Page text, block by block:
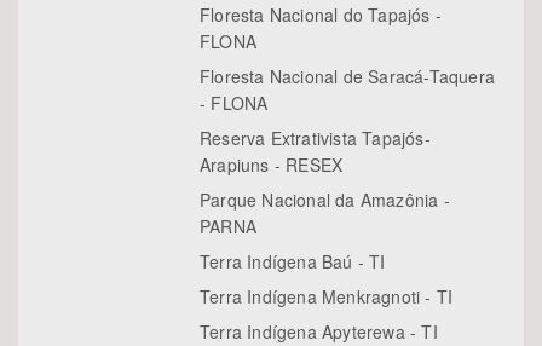
Floresta Nacional do Tapajós -
FLONA
Floresta Nacional de Saracá-Taquera
- FLONA
Reserva Extrativista Tapajós-
Arapiuns - RESEX
Parque Nacional da Amazônia -
PARNA
Terra Indígena Baú - TI
Terra Indígena Menkragnoti - TI
Terra Indígena Apyterewa - TI